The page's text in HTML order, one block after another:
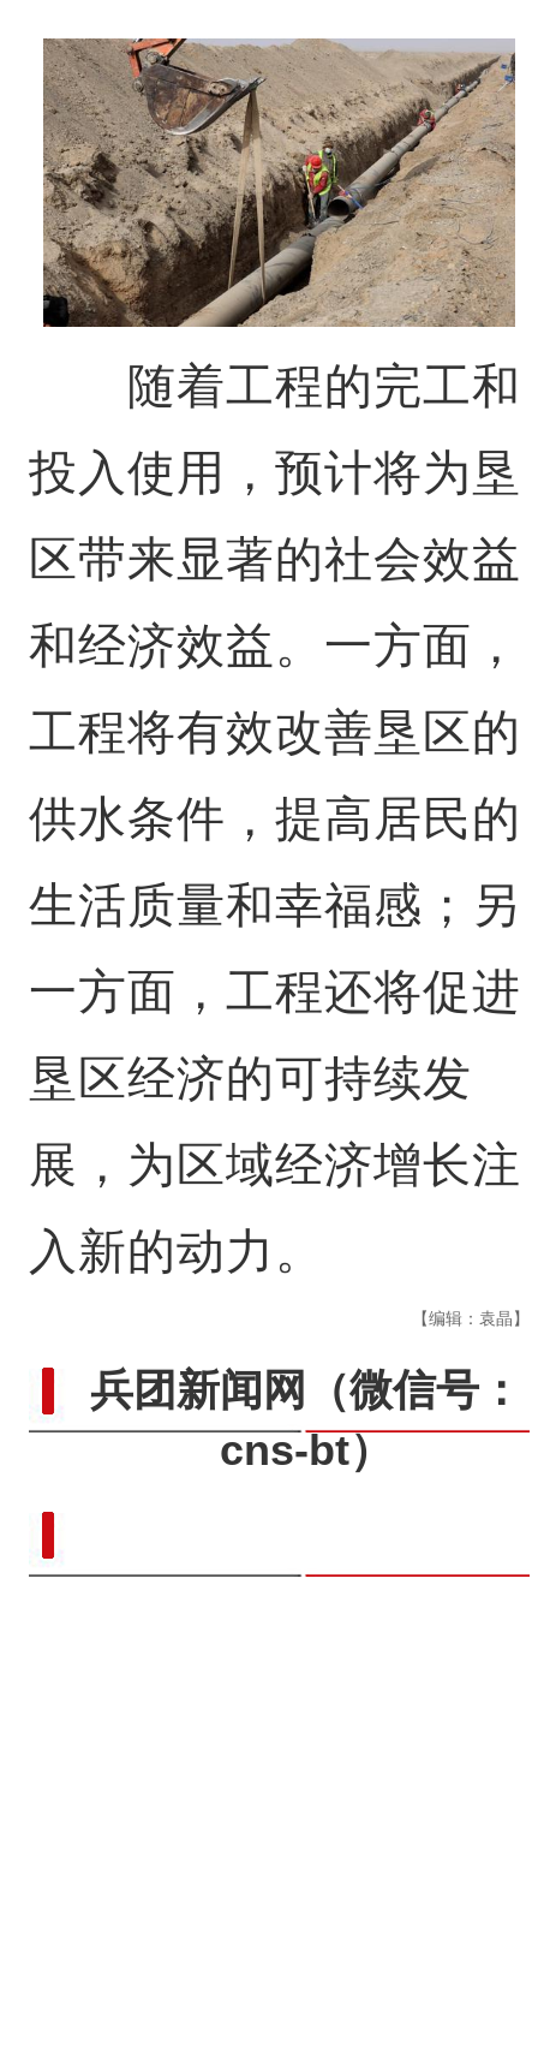
随着工程的完工和
投入使用，预计将为垦
区带来显著的社会效益
和经济效益。一方面，
工程将有效改善垦区的
供水条件，提高居民的
生活质量和幸福感；另
一方面，工程还将促进
垦区经济的可持续发
展，为区域经济增长注
入新的动力。
【编辑：袁晶】
兵团新闻网
（微信号：
cns-bt）